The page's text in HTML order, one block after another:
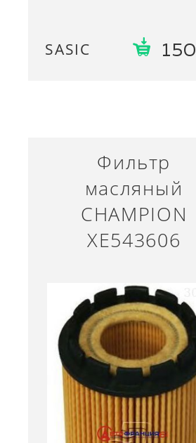
SASIC 150
Фильтр
масляный
CHAMPION
XE543606